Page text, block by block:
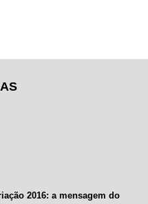
2016: a mensagem do